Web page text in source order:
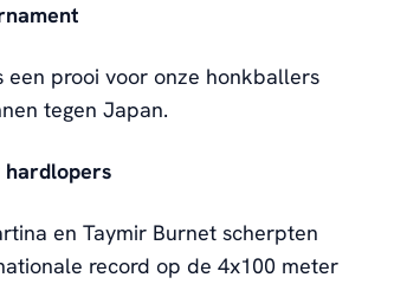
een prooi voor onze honkballers
tegen Japan.
en Taymir Burnet scherpten
record op de 4x100 meter